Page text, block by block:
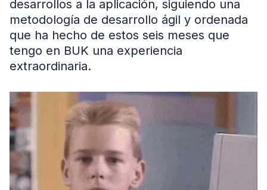
desarrollos a la aplicación, siguiendo una
metodología de desarrollo ágil y ordenada
que ha hecho de estos seis meses que
tengo en BUK una experiencia
extraordinaria.